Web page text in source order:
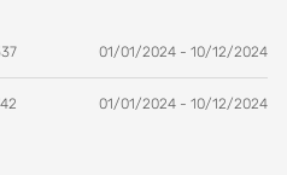
01/01/2024 - 10/12/2024
01/01/2024 - 10/12/2024